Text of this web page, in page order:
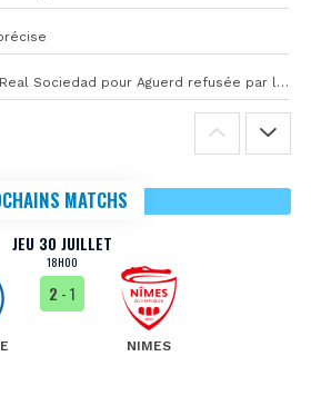
La première offre de la Real Sociedad pour Aguerd refusée par l’OM
MATCHS
JEU 30 JUILLET
18H00
2 - 1
NIMES